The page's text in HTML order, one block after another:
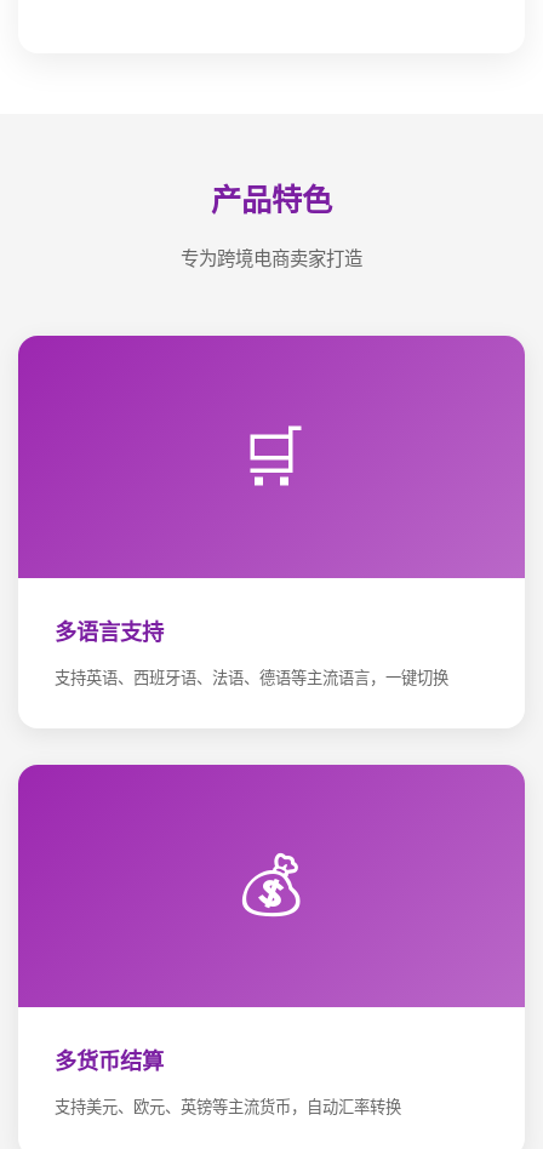
产品特色
专为跨境电商卖家打造
🛒
多语言支持
支持英语、西班牙语、法语、德语等主流语言，一键切换
💰
多货币结算
支持美元、欧元、英镑等主流货币，自动汇率转换